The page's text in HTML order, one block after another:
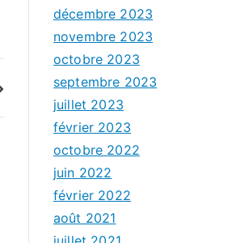
décembre 2023
novembre 2023
octobre 2023
septembre 2023
juillet 2023
février 2023
octobre 2022
juin 2022
février 2022
août 2021